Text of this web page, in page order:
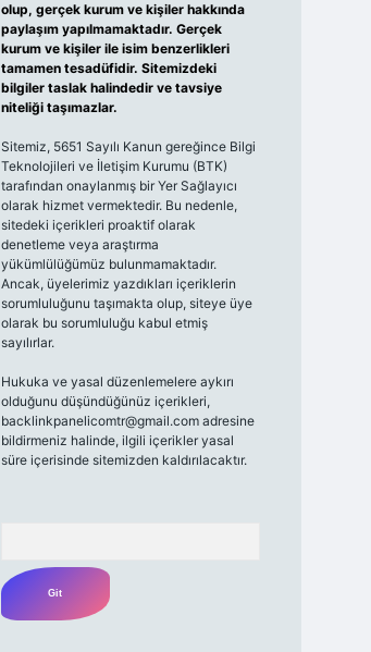
olup, gerçek kurum ve kişiler hakkında
paylaşım yapılmamaktadır. Gerçek
kurum ve kişiler ile isim benzerlikleri
tamamen tesadüfidir. Sitemizdeki
bilgiler taslak halindedir ve tavsiye
niteliği taşımazlar.
Sitemiz, 5651 Sayılı Kanun gereğince Bilgi
Teknolojileri ve İletişim Kurumu (BTK)
tarafından onaylanmış bir Yer Sağlayıcı
olarak hizmet vermektedir. Bu nedenle,
sitedeki içerikleri proaktif olarak
denetleme veya araştırma
yükümlülüğümüz bulunmamaktadır.
Ancak, üyelerimiz yazdıkları içeriklerin
sorumluluğunu taşımakta olup, siteye üye
olarak bu sorumluluğu kabul etmiş
sayılırlar.
Hukuka ve yasal düzenlemelere aykırı
olduğunu düşündüğünüz içerikleri,
backlinkpanelicomtr@gmail.comadresine
bildirmeniz halinde, ilgili içerikler yasal
süre içerisinde sitemizden kaldırılacaktır.